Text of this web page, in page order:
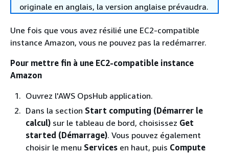
originale en anglais, la version anglaise prévaudra.
Une fois que vous avez résilié une EC2-compatible
instance Amazon, vous ne pouvez pas la redémarrer.
Pour mettre fin à une EC2-compatible instance
Amazon
Ouvrez l'AWS OpsHub application.
Dans la section Start computing (Démarrer le
calcul) sur le tableau de bord, choisissez Get
started (Démarrage). Vous pouvez également
choisir le menu Services en haut, puis Compute